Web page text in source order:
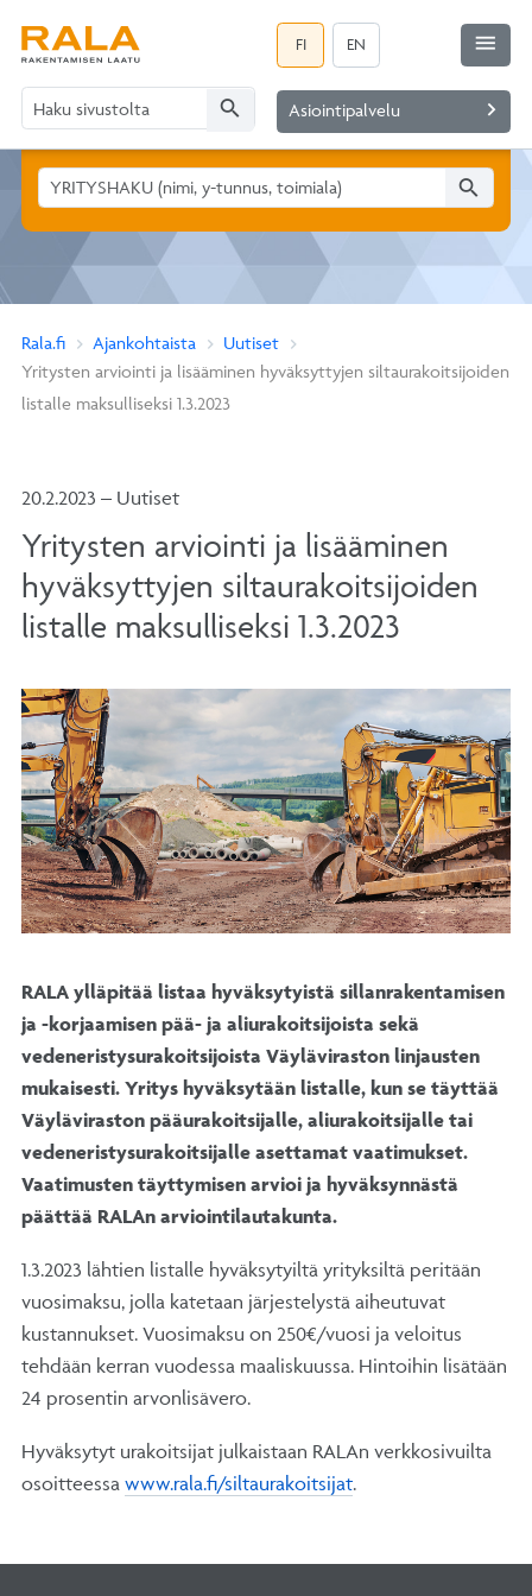
FI EN
search Asiointipalvelu navigate_next
menu
search
Rala.fi Ajankohtaista
Uutiset
Yritysten arviointi ja lisääminen hyväksyttyjen siltaurakoitsijoiden
listalle maksulliseksi 1.3.2023
20.2.2023 – Uutiset
Yritysten arviointi ja lisääminen
hyväksyttyjen siltaurakoitsijoiden
listalle maksulliseksi 1.3.2023
RALA ylläpitää listaa hyväksytyistä sillanrakentamisen
ja -korjaamisen pää- ja aliurakoitsijoista sekä
vedeneristysurakoitsijoista Väyläviraston linjausten
mukaisesti. Yritys hyväksytään listalle, kun se täyttää
Väyläviraston pääurakoitsijalle, aliurakoitsijalle tai
vedeneristysurakoitsijalle asettamat vaatimukset.
Vaatimusten täyttymisen arvioi ja hyväksynnästä
päättää RALAn arviointilautakunta.
1.3.2023 lähtien listalle hyväksytyiltä yrityksiltä peritään
vuosimaksu, jolla katetaan järjestelystä aiheutuvat
kustannukset. Vuosimaksu on 250€/vuosi ja veloitus
tehdään kerran vuodessa maaliskuussa. Hintoihin lisätään
24 prosentin arvonlisävero.
Hyväksytyt urakoitsijat julkaistaan RALAn verkkosivuilta
osoitteessa www.rala.fi/siltaurakoitsijat.